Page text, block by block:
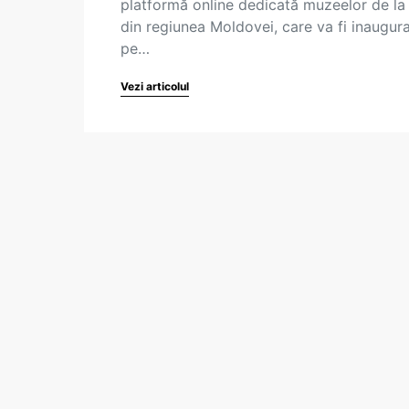
platformă online dedicată muzeelor de la
din regiunea Moldovei, care va fi
pe…
Vezi articolul